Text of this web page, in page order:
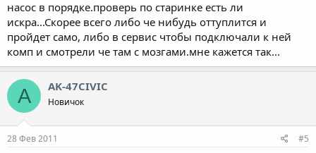
насос в порядке.проверь по старинке есть ли
искра...Скорее всего либо че нибудь оттуплится и
пройдет само, либо в сервис чтобы подключали к ней
комп и смотрели че там с мозгами.мне кажется так...
A AK-47CIVIC
Новичок
28 Фев 2011 #5